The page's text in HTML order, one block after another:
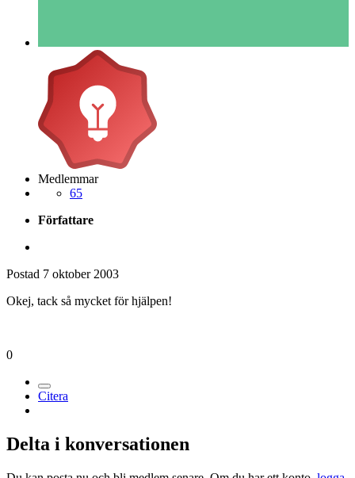
Medlemmar
65
Författare
Postad 7 oktober 2003
Okej, tack så mycket för hjälpen!
0
Citera
Delta i konversationen